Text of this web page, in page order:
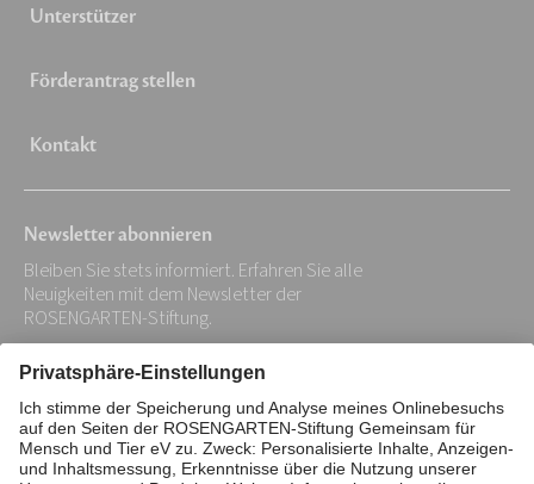
Unterstützer
Förderantrag stellen
Kontakt
Newsletter abonnieren
Bleiben Sie stets informiert. Erfahren Sie alle
Neuigkeiten mit dem Newsletter der
ROSENGARTEN-Stiftung.
Ihre
E-
Mail-
Adresse:
Impressum Datenschutz